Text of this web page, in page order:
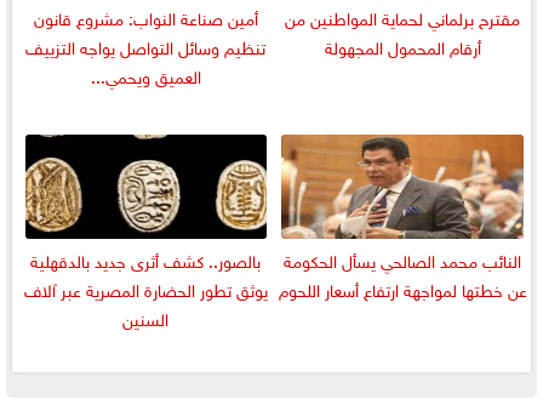
مقترح برلماني لحماية المواطنين من
أرقام المحمول المجهولة
أمين صناعة النواب: مشروع قانون
تنظيم وسائل التواصل يواجه التزييف
العميق ويحمي...
النائب محمد الصالحي يسأل الحكومة
عن خطتها لمواجهة ارتفاع أسعار اللحوم
بالصور.. كشف أثرى جديد بالدقهلية
يوثق تطور الحضارة المصرية عبر آلاف
السنين